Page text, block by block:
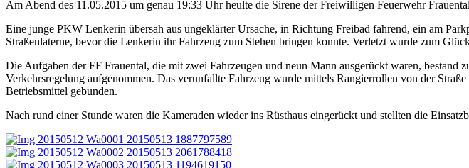
Am Abend des 11.05.2015 um genau 19:33 Uhr heulte die Sirene der Freiwilligen Feuerwehr
Eine junge PKW Lenkerin übersah aus ungeklärter Ursache, in Richtung Freibad fahrend, ein am
Straßenlaterne, bevor die Lenkerin ihr Fahrzeug zum Stehen bringen konnte. Verletzt wurde zum
Die Aufgaben der FF Frauental, die mit zwei Fahrzeugen und neun Mann ausgerückt waren,
Verkehrsregelung aufgenommen. Das verunfallte Fahrzeug wurde mittels Rangierrollen von der
Betriebsmittel gebunden.
Nach rund einer Stunde waren die Kameraden wieder ins Rüsthaus eingerückt und stellten die